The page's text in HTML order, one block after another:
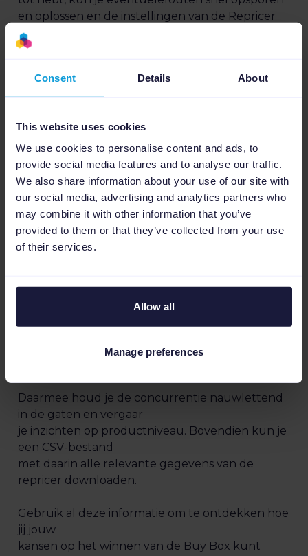
Consent Details About
This website uses cookies
We use cookies to personalise content and ads, to
provide social media features and to analyse our traffic.
We also share information about your use of our site with
our social media, advertising and analytics partners who
may combine it with other information that you’ve
provided to them or that they’ve collected from your use
of their services.
Allow all
Manage preferences
en oplossen en de instellingen van de Repricer
controleren.
Daarmee houd je de concurrentie nauwlettend
in de gaten en vergaar
je inzichten op productniveau. Bovendien kun je
een CSV-bestand
met daarin alle relevante gegevens van de
repricer downloaden.
Gebruik al deze informatie om te ontdekken hoe
jij jouw
kansen op het winnen van de Buy Box kunt